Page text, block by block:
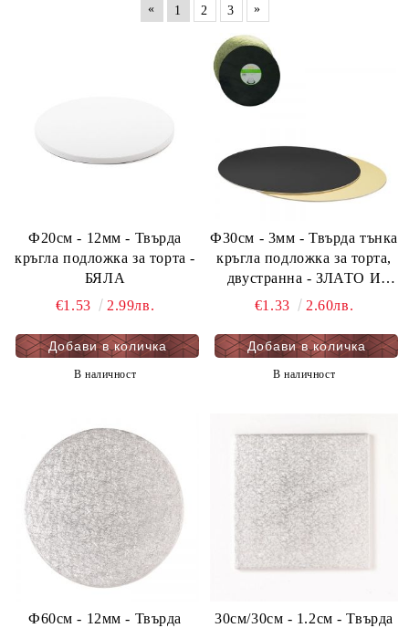
«
1 2 3 »
Ф20см - 12мм - Твърда
кръгла подложка за торта -
БЯЛА
€1.53
2.99лв.
В наличност
Ф30см - 3мм - Твърда тънка
кръгла подложка за торта,
двустранна - ЗЛАТО И
ЧЕРНО - мукава - 1 бр.
€1.33 2.60лв.
В наличност
Ф60см - 12мм - Твърда
30см/30см - 1.2см - Твърда